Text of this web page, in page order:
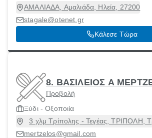
ΑΜΑΛΙΑΔΑ, Αμαλιάδα, Ηλεία, 27200
stagale@otenet.gr
Κάλεσε Τώρα
8. ΒΑΣΙΛΕΙΟΣ Α
Προβολή
Ξύδι - Οξοποιία
3 χλμ Τρίπολης - Τεγέας, ΤΡΙΠΟΛΗ,
Αρκαδία, 22100
mertzelos@gmail.com